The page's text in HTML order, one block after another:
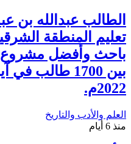
الطالب عبدالله بن
تعليم المنطقة
باحث وأفضل مشروع
بين 1700
2022م.
العلم والأدب والتاريخ
منذ 6 أيام